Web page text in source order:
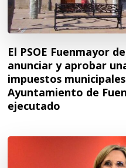
El PSOE Fuenmayor
anunciar y aprobar
impuestos
Ayuntamiento de
ejecutado